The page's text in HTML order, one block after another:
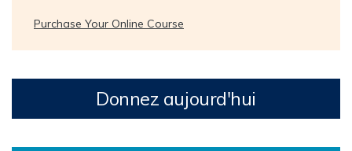
Purchase Your Online Course
Donnez aujourd'hui